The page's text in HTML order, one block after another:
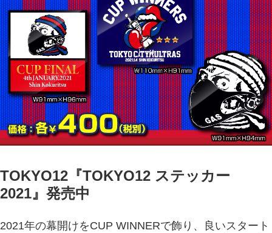
TOKYO12『TOKYO12 ステッカー
2021』発売中
2021年の幕開けをCUP WINNERで飾り、良いスタート